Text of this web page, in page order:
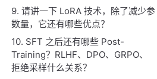
9. 请讲一下 LoRA 技术，除了减少参
数量，它还有哪些优点？
10. SFT 之后还有哪些 Post-
Training？RLHF、DPO、GRPO、
拒绝采样什么关系？